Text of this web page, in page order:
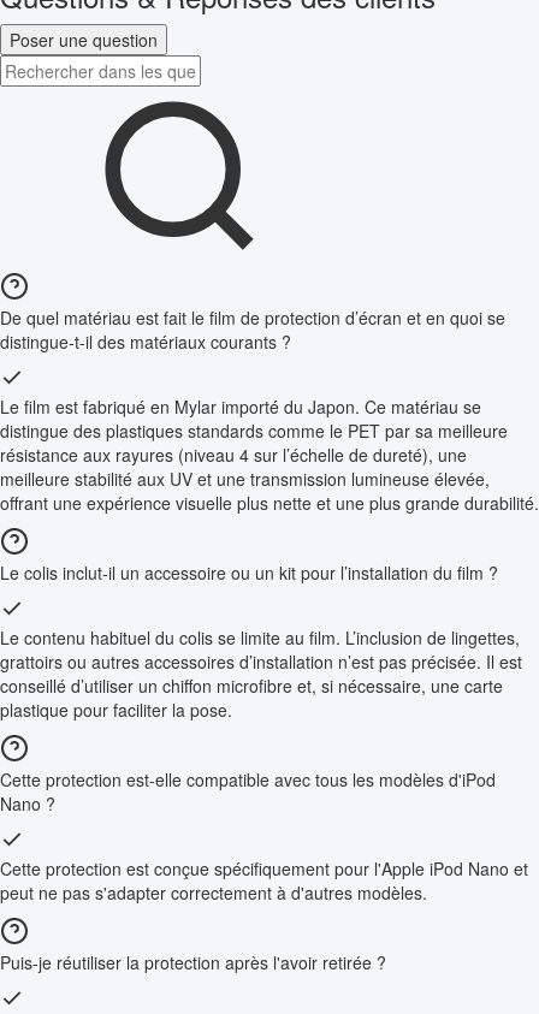
Poser une question
De quel matériau est fait le film de protection d’écran et en quoi se
distingue-t-il des matériaux courants ?
Le film est fabriqué en Mylar importé du Japon. Ce matériau se
distingue des plastiques standards comme le PET par sa meilleure
résistance aux rayures (niveau 4 sur l’échelle de dureté), une
meilleure stabilité aux UV et une transmission lumineuse élevée,
offrant une expérience visuelle plus nette et une plus grande durabilité.
Le colis inclut-il un accessoire ou un kit pour l’installation du film ?
Le contenu habituel du colis se limite au film. L’inclusion de lingettes,
grattoirs ou autres accessoires d’installation n’est pas précisée. Il est
conseillé d’utiliser un chiffon microfibre et, si nécessaire, une carte
plastique pour faciliter la pose.
Cette protection est-elle compatible avec tous les modèles d'iPod
Nano ?
Cette protection est conçue spécifiquement pour l'Apple iPod Nano et
peut ne pas s'adapter correctement à d'autres modèles.
Puis-je réutiliser la protection après l'avoir retirée ?